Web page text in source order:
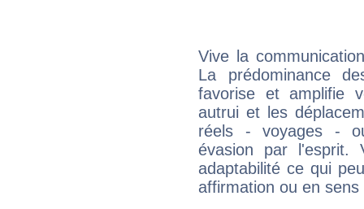
Vive la
La prédominance
favorise et amplifie
autrui et les
réels - voyages -
évasion par l'esprit.
adaptabilité ce qui
affirmation ou en